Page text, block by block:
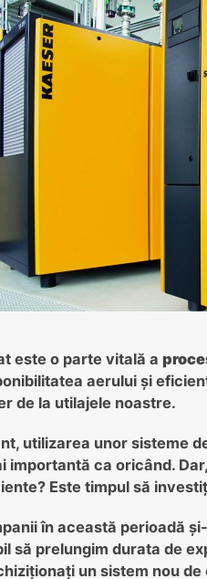
este o parte vitală a
aerului și
de la utilajele noastre.
utilizarea unor sisteme
importantă ca oricând.
Este timpul să
în această perioadă
să prelungim durata de
un sistem nou